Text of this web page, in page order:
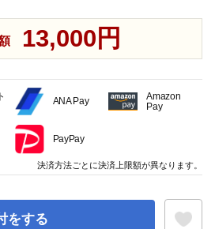
13,000円
をする
ANA Pay
Amazon
Pay
PayPay
決済方法ごとに決済上限額が異なります。